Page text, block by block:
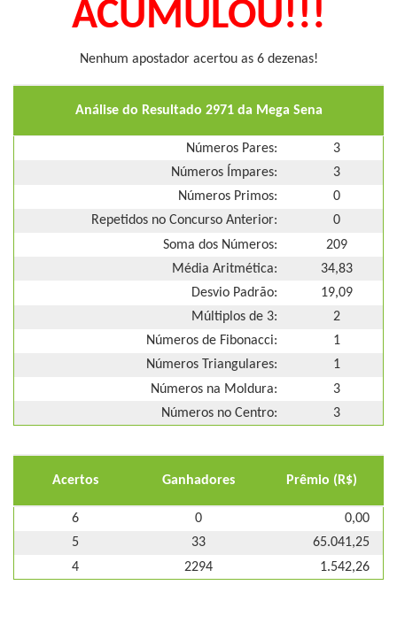
ACUMULOU!!!
Nenhum apostador acertou as 6 dezenas!
Análise do Resultado 2971 da Mega Sena
Números Pares:
3
Números Ímpares:
3
Números Primos:
0
Repetidos no Concurso Anterior:
0
Soma dos Números:
209
Média Aritmética:
34,83
Desvio Padrão:
19,09
Múltiplos de 3:
2
Números de Fibonacci:
1
Números Triangulares:
1
Números na Moldura:
3
Números no Centro:
3
Acertos Ganhadores Prêmio (R$)
6 0
0,00
5
33
65.041,25
4
2294 1.542,26